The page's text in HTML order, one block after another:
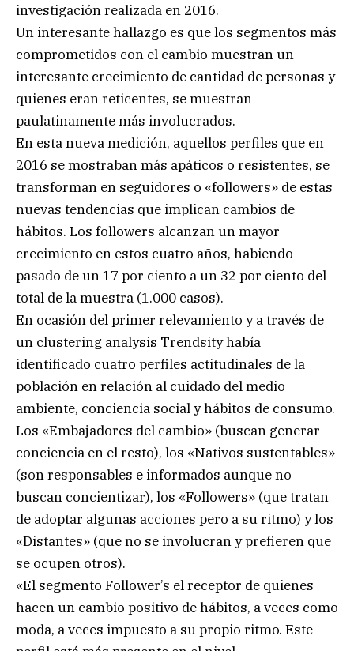
investigación realizada en 2016.
Un interesante hallazgo es que los segmentos más
comprometidos con el cambio muestran un
interesante crecimiento de cantidad de personas y
quienes eran reticentes, se muestran
paulatinamente más involucrados.
En esta nueva medición, aquellos perfiles que en
2016 se mostraban más apáticos o resistentes, se
transforman en seguidores o «followers» de estas
nuevas tendencias que implican cambios de
hábitos. Los followers alcanzan un mayor
crecimiento en estos cuatro años, habiendo
pasado de un 17 por ciento a un 32 por ciento del
total de la muestra (1.000 casos).
En ocasión del primer relevamiento y a través de
un clustering analysis Trendsity había
identificado cuatro perfiles actitudinales de la
población en relación al cuidado del medio
ambiente, conciencia social y hábitos de consumo.
Los «Embajadores del cambio» (buscan generar
conciencia en el resto), los «Nativos sustentables»
(son responsables e informados aunque no
buscan concientizar), los «Followers» (que tratan
de adoptar algunas acciones pero a su ritmo) y los
«Distantes» (que no se involucran y prefieren que
se ocupen otros).
«El segmento Follower’s el receptor de quienes
hacen un cambio positivo de hábitos, a veces como
moda, a veces impuesto a su propio ritmo. Este